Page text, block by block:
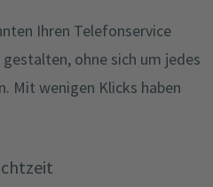
Ihren Telefonservice
ohne sich um jedes
Mit wenigen Klicks haben